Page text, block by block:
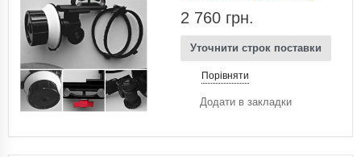
2 760 грн.
Уточнити строк поставки
Порівняти
Додати в закладки